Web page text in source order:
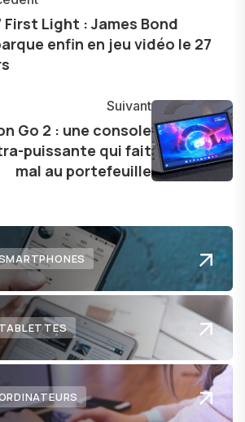
insatiable, j'aime dévoiler les
et innovations, partageant
mes découvertes avec la
des frontières de la
permet de présenter aux
captivant de ce que le futur
réserve.
First Light : James Bond
enfin en jeu vidéo le 27
Suivant
Go 2 : une console
puissante qui fait
mal au portefeuille